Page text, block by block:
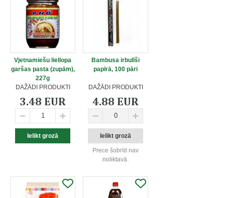
Vjetnamiešu liellopa
garšas pasta (zupām),
227g
DAŽĀDI PRODUKTI
3.48 EUR
Bambusa irbulīši
papīrā, 100 pāri
DAŽĀDI PRODUKTI
4.88 EUR
Prece šobrīd nav
noliktavā.